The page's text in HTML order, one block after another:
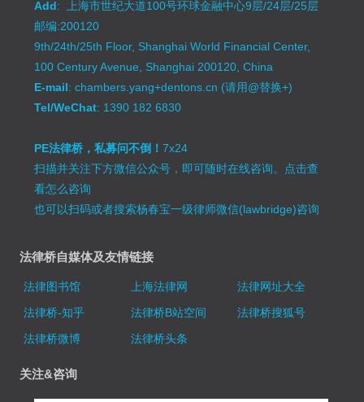
Add: 上海市世纪大道100号环球金融中心9层/24层/25层
邮编:200120
9th/24th/25th Floor, Shanghai World Financial Center,
100 Century Avenue, Shanghai 200120, China
E-mail: chambers.yang+dentons.cn (请用@替换+)
Tel/WeChat: 1390 182 6830
PE法律桥，私募问不倒！7x24
扫描并关注下方微信公众号，即可随时在线咨询。 点击查
看怎么咨询
也可以扫码或者搜索杨春宝一级律师微信(lawbridge)咨询
法律桥自媒体及友情链接
法律图书馆 上海法律网
法律网址大全
法律桥-知乎
法律桥B站空间
法律桥搜狐号
法律桥微博
法律桥头条
关注&咨询